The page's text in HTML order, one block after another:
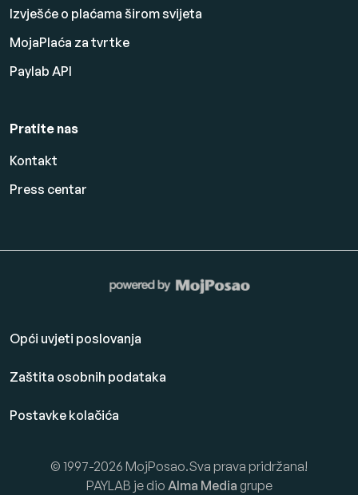
Izvješće o plaćama širom svijeta
MojaPlaća za tvrtke
Paylab API
Pratite nas
Kontakt
Press centar
Opći uvjeti poslovanja
Zaštita osobnih podataka
Postavke kolačića
© 1997-2026 MojPosao.Sva prava pridržana!
PAYLAB je dio Alma Media grupe